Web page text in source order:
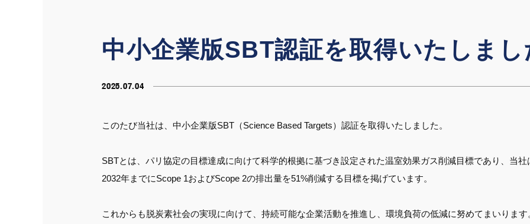
中小企業版SBT認証を取得いたしまし
2025.07.04
このたび当社は、中小企業版SBT（Science Based Targets）認証を取得いたしました。
SBTとは、パリ協定の目標達成に向けて科学的根拠に基づき設定された温室効果ガス削減目標であり、当
2032年までにScope 1およびScope 2の排出量を51%削減する目標を掲げています。
これからも脱炭素社会の実現に向けて、持続可能な企業活動を推進し、環境負荷の低減に努めてまいります